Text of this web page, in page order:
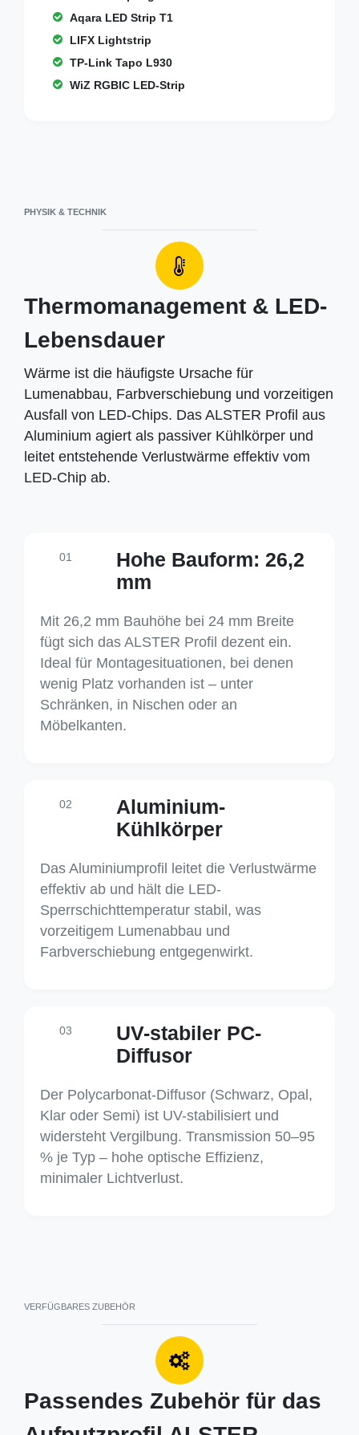
Aqara LED Strip T1
LIFX Lightstrip
TP-Link Tapo L930
WiZ RGBIC LED-Strip
PHYSIK & TECHNIK
Thermomanagement & LED-
Lebensdauer
Wärme ist die häufigste Ursache für
Lumenabbau, Farbverschiebung und vorzeitigen
Ausfall von LED-Chips. Das ALSTER Profil aus
Aluminium agiert als passiver Kühlkörper und
leitet entstehende Verlustwärme effektiv vom
LED-Chip ab.
01
Hohe Bauform: 26,2
mm
Mit 26,2 mm Bauhöhe bei 24 mm Breite
fügt sich das ALSTER Profil dezent ein.
Ideal für Montagesituationen, bei denen
wenig Platz vorhanden ist – unter
Schränken, in Nischen oder an
Möbelkanten.
02
Aluminium-
Kühlkörper
Das Aluminiumprofil leitet die Verlustwärme
effektiv ab und hält die LED-
Sperrschichttemperatur stabil, was
vorzeitigem Lumenabbau und
Farbverschiebung entgegenwirkt.
03
UV-stabiler PC-
Diffusor
Der Polycarbonat-Diffusor (Schwarz, Opal,
Klar oder Semi) ist UV-stabilisiert und
widersteht Vergilbung. Transmission 50–95
% je Typ – hohe optische Effizienz,
minimaler Lichtverlust.
VERFÜGBARES ZUBEHÖR
Passendes Zubehör für das